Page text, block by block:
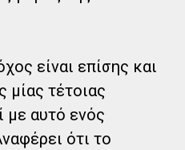
είναι επίσης και
τέτοιας
με αυτό ενός
ότι το